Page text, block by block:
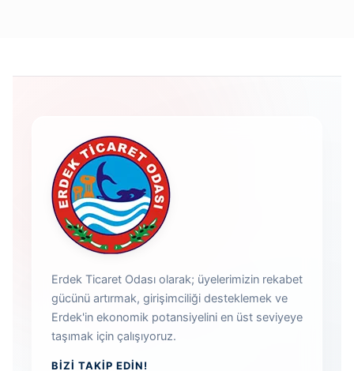
Erdek Ticaret Odası olarak; üyelerimizin rekabet
gücünü artırmak, girişimciliği desteklemek ve
Erdek'in ekonomik potansiyelini en üst seviyeye
taşımak için çalışıyoruz.
BIZI TAKIP EDIN!